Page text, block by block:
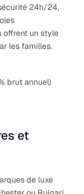
24h/24,
offrent un style
les familles.
brut annuel)
et
de luxe